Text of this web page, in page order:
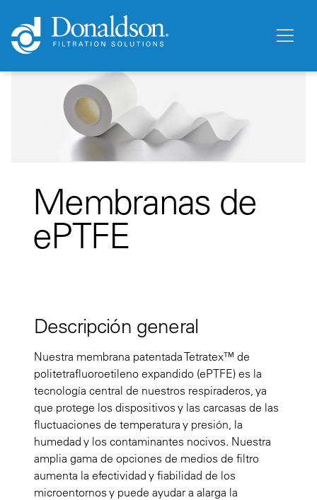
Membranas de
ePTFE
Descripción general
Nuestra membrana patentada Tetratex™ de
politetrafluoroetileno expandido (ePTFE) es la
tecnología central de nuestros respiraderos, ya
que protege los dispositivos y las carcasas de las
fluctuaciones de temperatura y presión, la
humedad y los contaminantes nocivos. Nuestra
amplia gama de opciones de medios de filtro
aumenta la efectividad y fiabilidad de los
microentornos y puede ayudar a alarga la